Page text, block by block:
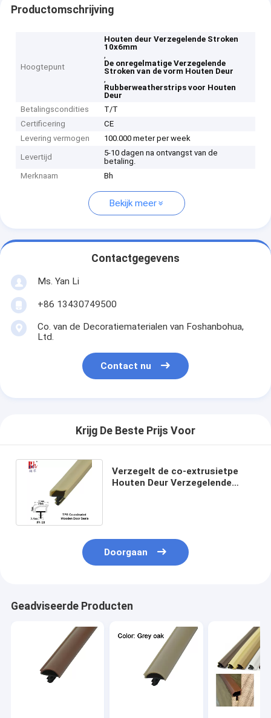
Productomschrijving
Hoogtepunt
Houten deur Verzegelende Stroken
10x6mm
,
De onregelmatige Verzegelende
Stroken van de vorm Houten Deur
,
Rubberweatherstrips voor Houten
Deur
Betalingscondities
T/T
Certificering
CE
Levering vermogen
100.000 meter per week
Levertijd
5-10 dagen na ontvangst van de
betaling.
Merknaam
Bh
Bekijk meer
Contactgegevens
Ms. Yan Li
+86 13430749500
Co. van de Decoratiematerialen van Foshanbohua,
Ltd.
Contact nu
Krijg De Beste Prijs Voor
Verzegelt de co-extrusietpe
Houten Deur Verzegelende
Doorgaan
Geadviseerde Producten